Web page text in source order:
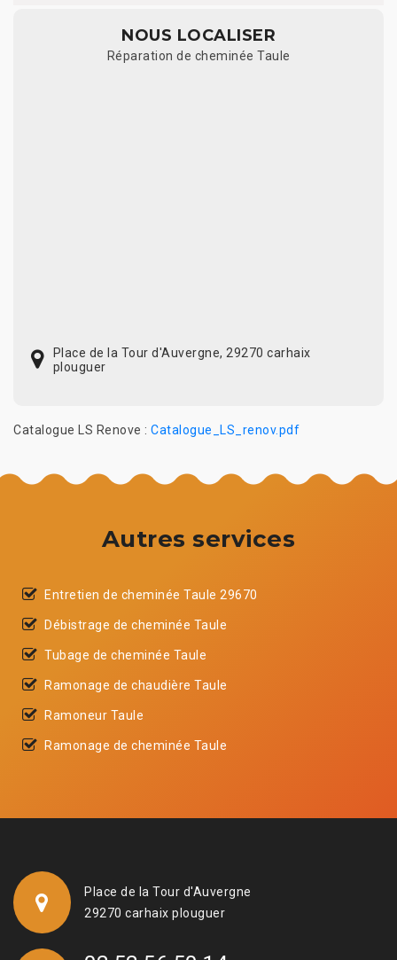
NOUS LOCALISER
Réparation de cheminée Taule
Place de la Tour d'Auvergne, 29270 carhaix
plouguer
Catalogue LS Renove : Catalogue_LS_renov.pdf
Autres services
Entretien de cheminée Taule 29670
Débistrage de cheminée Taule
Tubage de cheminée Taule
Ramonage de chaudière Taule
Ramoneur Taule
Ramonage de cheminée Taule
Place de la Tour d'Auvergne
29270 carhaix plouguer